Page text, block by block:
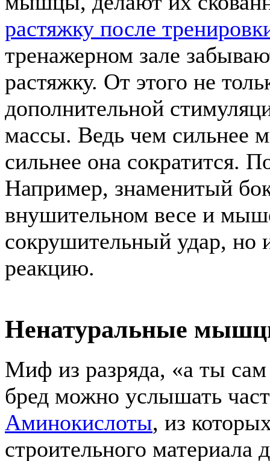
растяжку после
тренажерном зале
растяжку. От этого не
дополнительной
массы. Ведь чем сильнее
сильнее она сократится.
Например, знаменитый
внушительном весе и
сокрушительный удар, но
реакцию.
Ненатуральные
Миф из разряда, «а ты сам
бред можно услышать
Аминокислоты, из
строительного